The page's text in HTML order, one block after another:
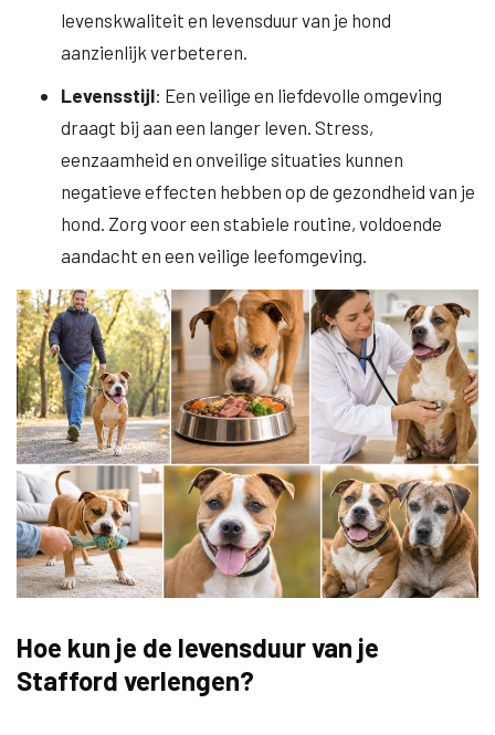
levenskwaliteit en levensduur van je hond
aanzienlijk verbeteren.
Levensstijl: Een veilige en liefdevolle omgeving
draagt bij aan een langer leven. Stress,
eenzaamheid en onveilige situaties kunnen
negatieve effecten hebben op de gezondheid van je
hond. Zorg voor een stabiele routine, voldoende
aandacht en een veilige leefomgeving.
Hoe kun je de levensduur van je
Stafford verlengen?